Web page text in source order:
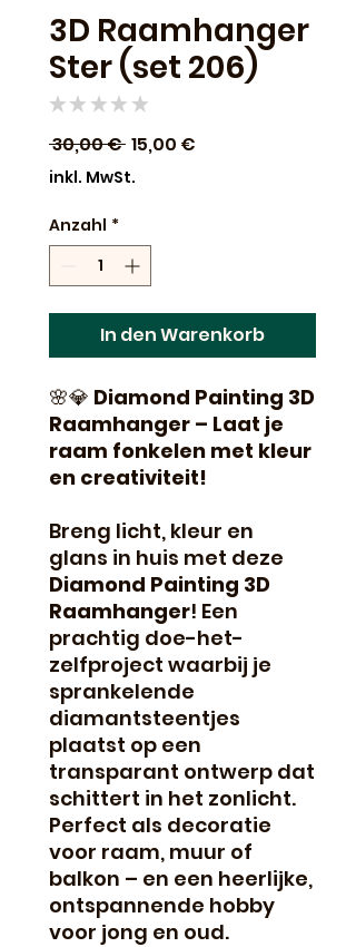
3D Raamhanger
Ster (set 206)
★ ★ ★ ★ ★
30,00 € Standardpreis
15,00 €
inkl. MwSt.
Anzahl *
In den Warenkorb
🌸💎 Diamond Painting 3D
Raamhanger – Laat je
raam fonkelen met kleur
en creativiteit!
Breng licht, kleur en
glans in huis met deze
Diamond Painting 3D
Raamhanger! Een
prachtig doe-het-
zelfproject waarbij je
sprankelende
diamantsteentjes
plaatst op een
transparant ontwerp dat
schittert in het zonlicht.
Perfect als decoratie
voor raam, muur of
balkon – en een heerlijke,
ontspannende hobby
voor jong en oud.